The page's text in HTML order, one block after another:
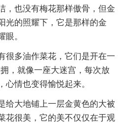
，也没有梅花那样傲骨，但金
光的照耀下，它是那样的金
眼。
很多油作菜花，它们是开在一
，就像一座大迷宫，每次放
情也变得愉悦起来。
给大地铺上一层金黄色的大被
花很美，它的美不仅仅在于观